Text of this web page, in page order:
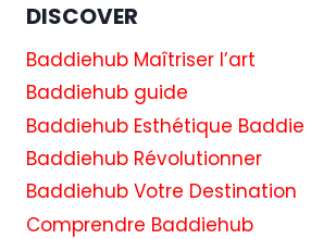
DISCOVER
Baddiehub Maîtriser l’art
Baddiehub guide
Baddiehub Esthétique Baddie
Baddiehub Révolutionner
Baddiehub Votre Destination
Comprendre Baddiehub